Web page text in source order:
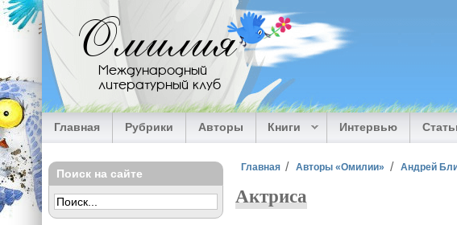
Перейти к основному содержанию
Омилия
Международный
литературный клуб
Главная Рубрики Авторы Книги Интервью
Вы здесь
Главная Авторы «Омилии» Андрей
Актриса
Поиск на сайте